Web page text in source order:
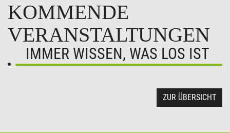
KOMMENDE
VERANSTALTUNGEN
IMMER WISSEN, WAS LOS IST
ZUR ÜBERSICHT